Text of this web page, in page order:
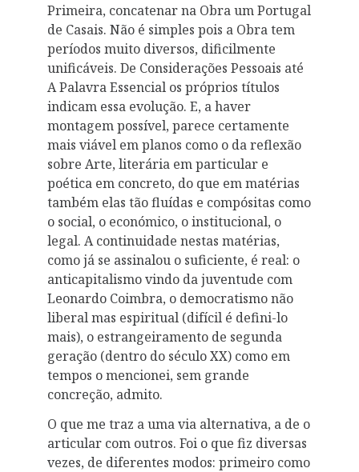
Primeira, concatenar na Obra um Portugal
de Casais. Não é simples pois a Obra tem
períodos muito diversos, dificilmente
unificáveis. De Considerações Pessoais até
A Palavra Essencial os próprios títulos
indicam essa evolução. E, a haver
montagem possível, parece certamente
mais viável em planos como o da reflexão
sobre Arte, literária em particular e
poética em concreto, do que em matérias
também elas tão fluídas e compósitas como
o social, o económico, o institucional, o
legal. A continuidade nestas matérias,
como já se assinalou o suficiente, é real: o
anticapitalismo vindo da juventude com
Leonardo Coimbra, o democratismo não
liberal mas espiritual (difícil é defini-lo
mais), o estrangeiramento de segunda
geração (dentro do século XX) como em
tempos o mencionei, sem grande
concreção, admito.
O que me traz a uma via alternativa, a de o
articular com outros. Foi o que fiz diversas
vezes, de diferentes modos: primeiro como